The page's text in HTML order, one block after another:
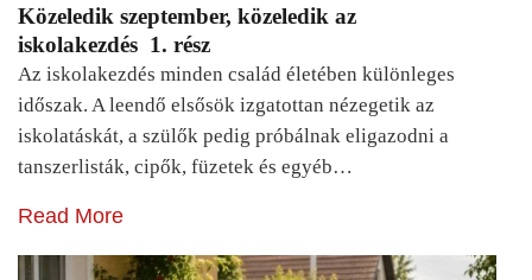
Közeledik szeptember, közeledik az
iskolakezdés 1. rész
Az iskolakezdés minden család életében különleges
időszak. A leendő elsősök izgatottan nézegetik az
iskolatáskát, a szülők pedig próbálnak eligazodni a
tanszerlisták, cipők, füzetek és egyéb…
Read More